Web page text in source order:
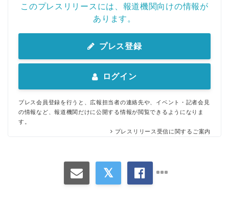
このプレスリリースには、報道機関向けの情報が
あります。
プレス登録
ログイン
プレス会員登録を行うと、広報担当者の連絡先や、イベント・記者会見
の情報など、報道機関だけに公開する情報が閲覧できるようになりま
す。
プレスリリース受信に関するご案内